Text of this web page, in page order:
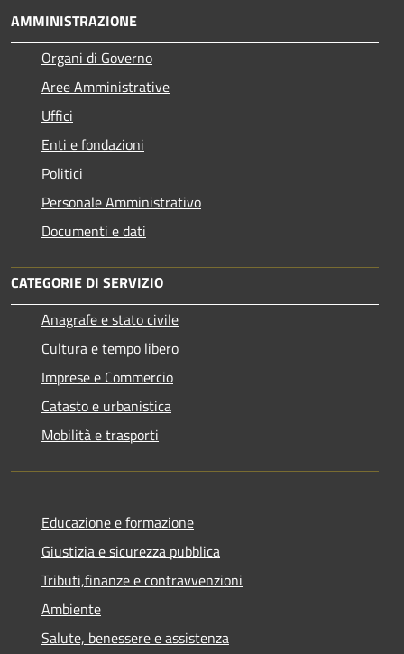
AMMINISTRAZIONE
Organi di Governo
Aree Amministrative
Uffici
Enti e fondazioni
Politici
Personale Amministrativo
Documenti e dati
CATEGORIE DI SERVIZIO
Anagrafe e stato civile
Cultura e tempo libero
Imprese e Commercio
Catasto e urbanistica
Mobilità e trasporti
Educazione e formazione
Giustizia e sicurezza pubblica
Tributi,finanze e contravvenzioni
Ambiente
Salute, benessere e assistenza